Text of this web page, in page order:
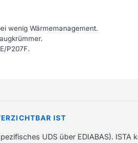
wenig Wärmemanagement.
P207F.
IST
UDS über EDIABAS). ISTA